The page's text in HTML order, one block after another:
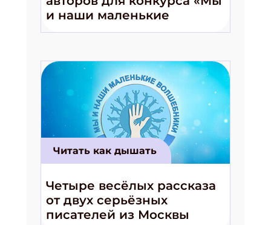
и наши маленькие
волшебники!»
Читать как дышать
Четыре весёлых рассказа
от двух серьёзных
писателей из Москвы